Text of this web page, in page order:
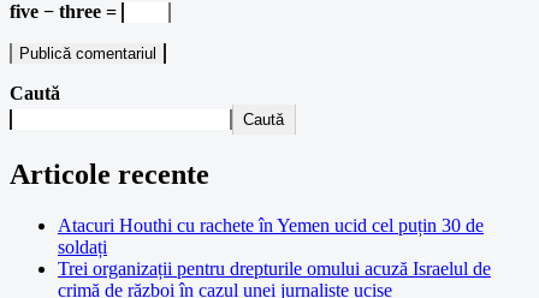
five − three =
Caută
Caută
Articole recente
Atacuri Houthi cu rachete în Yemen ucid cel puțin 30 de
soldați
Trei organizații pentru drepturile omului acuză Israelul de
crimă de război în cazul unei jurnaliste ucise